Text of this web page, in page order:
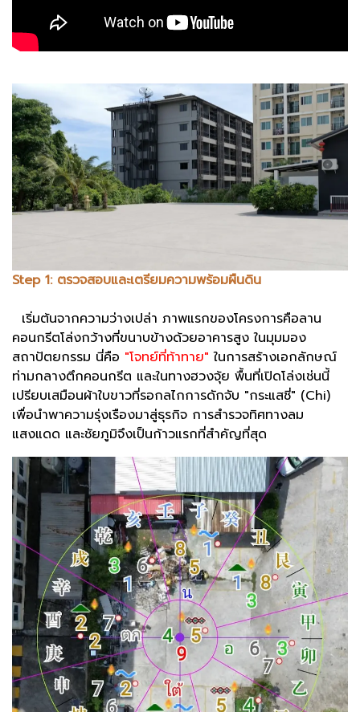
Step 1: ตรวจสอบและเตรียมความพร้อมผืนดิน
เริ่มต้นจากความว่างเปล่า ภาพแรกของโครงการคือลาน
คอนกรีตโล่งกว้างที่ขนาบข้างด้วยอาคารสูง ในมุมมอง
สถาปัตยกรรม นี่คือ "โจทย์ที่ท้าทาย" ในการสร้างเอกลักษณ์
ท่ามกลางตึกคอนกรีต และในทางฮวงจุ้ย พื้นที่เปิดโล่งเช่นนี้
เปรียบเสมือนผ้าใบขาวที่รอกลไกการดักจับ "กระแสชี่" (Chi)
เพื่อนำพาความรุ่งเรืองมาสู่ธุรกิจ การสำรวจทิศทางลม
แสงแดด และชัยภูมิจึงเป็นก้าวแรกที่สำคัญที่สุด